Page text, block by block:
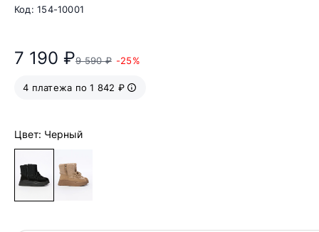
Код: 154-10001
7 190 ₽9 590 ₽ -25%
4 платежа по 1 842 ₽
Цвет: Черный